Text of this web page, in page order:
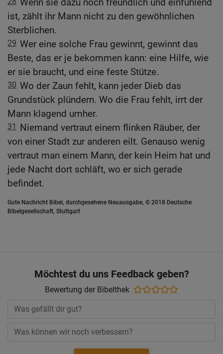
Wenn sie dazu noch freundlich und einfühlend
ist, zählt ihr Mann nicht zu den gewöhnlichen
Sterblichen.
29 Wer eine solche Frau gewinnt, gewinnt das
Beste, das er je bekommen kann: eine Hilfe, wie
er sie braucht, und eine feste Stütze.
30 Wo der Zaun fehlt, kann jeder Dieb das
Grundstück plündern. Wo die Frau fehlt, irrt der
Mann klagend umher.
31
Niemand vertraut einem flinken Räuber, der
von einer Stadt zur anderen eilt. Genauso wenig
vertraut man einem Mann, der kein Heim hat und
jede Nacht dort schläft, wo er sich gerade
befindet.
Gute Nachricht Bibel, durchgesehene Neuausgabe, © 2018 Deutsche
Bibelgesellschaft, Stuttgart
Möchtest du uns Feedback geben?
Bewertung der Bibelthek